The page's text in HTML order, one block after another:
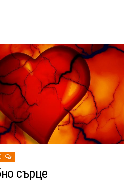
сърце